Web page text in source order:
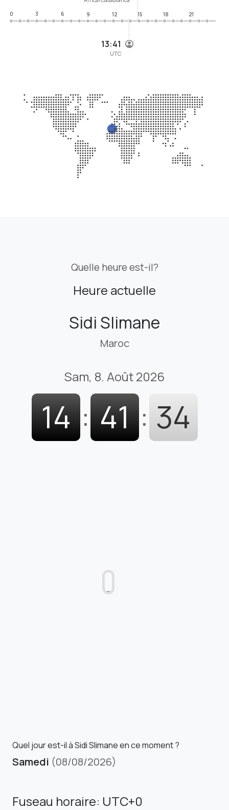
13:41
UTC
0
3 6 9 12 15 18 21
Quelle heure est-il?
Heure actuelle
Sidi Slimane
Maroc
Sam, 8. Août 2026
14 : 41 : 35
Quel jour est-il à Sidi Slimane en ce moment ?
Samedi (08/08/2026)
Fuseau horaire: UTC+0